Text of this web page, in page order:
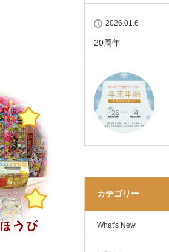
2026.01.6
20周年
カテゴリー
What's New